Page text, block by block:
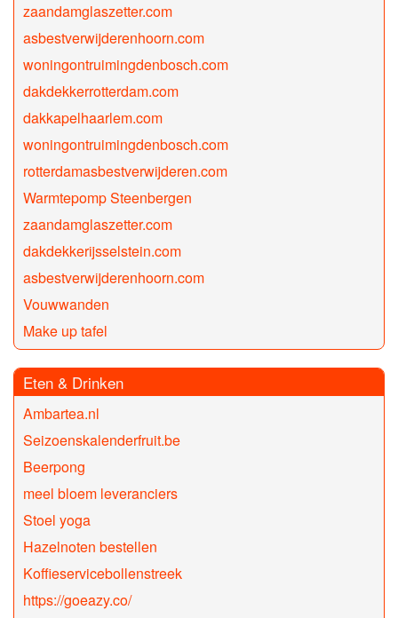
zaandamglaszetter.com
asbestverwijderenhoorn.com
woningontruimingdenbosch.com
dakdekkerrotterdam.com
dakkapelhaarlem.com
woningontruimingdenbosch.com
rotterdamasbestverwijderen.com
Warmtepomp Steenbergen
zaandamglaszetter.com
dakdekkerijsselstein.com
asbestverwijderenhoorn.com
Vouwwanden
Make up tafel
Eten & Drinken
Ambartea.nl
Seizoenskalenderfruit.be
Beerpong
meel bloem leveranciers
Stoel yoga
Hazelnoten bestellen
Koffieservicebollenstreek
https://goeazy.co/